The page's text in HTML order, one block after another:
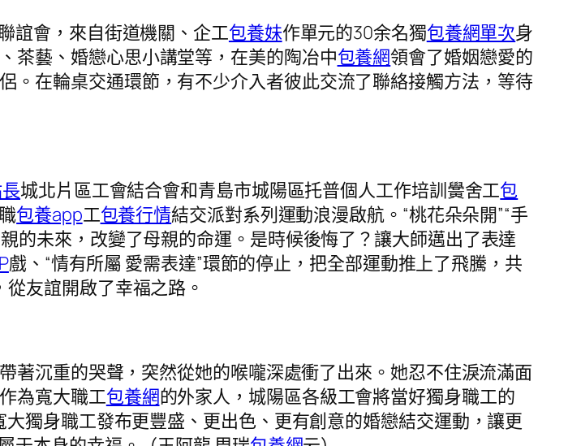
誼會，來自街道機關、企工包養妹作單元的30余名獨包養網單次身
茶藝、婚戀心思小講堂等，在美的陶冶中包養網領會了婚姻戀愛的
。在輪桌交通環節，有不少介入者彼此交流了聯絡接觸方法，等待
城北片區工會結合會和青島市城陽區托普個人工作培訓黌舍工包
包養app工包養行情結交派對系列運動浪漫啟航。“桃花朵朵開”“手
的未來，改變了母親的命運。是時候後悔了？讓大師邁出了表達
戲、“情有所屬 愛需表達”環節的停止，把全部運動推上了飛騰，共
友誼開啟了幸福之路。
沉重的哭聲，突然從她的喉嚨深處衝了出來。她忍不住淚流滿面
為寬大職工包養網的外家人，城陽區各級工會將當好獨身職工的
獨身職工發布更豐盛、更出色、更有創意的婚戀結交運動，讓更